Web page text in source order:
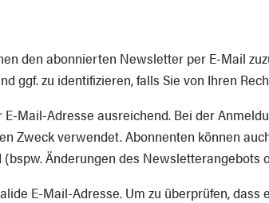
den abonnierten Newsletter per E-Mail
ggf. zu identifizieren, falls Sie von Ihren
Mail-Adresse ausreichend. Bei der
Zweck verwendet. Abonnenten können
Änderungen des Newsletterangebots
E-Mail-Adresse. Um zu überprüfen,